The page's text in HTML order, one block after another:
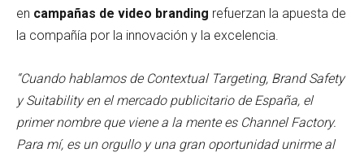
en campañas de video branding refuerzan la apuesta de
la compañía por la innovación y la excelencia.
“Cuando hablamos de Contextual Targeting, Brand Safety
y Suitability en el mercado publicitario de España, el
primer nombre que viene a la mente es Channel Factory.
Para mí, es un orgullo y una gran oportunidad unirme al